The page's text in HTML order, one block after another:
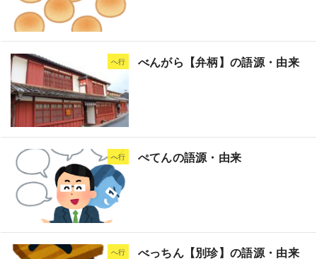
へ行 べんがら【弁柄】の語源・由来
へ行 ぺてんの語源・由来
へ行 べっちん【別珍】の語源・由来